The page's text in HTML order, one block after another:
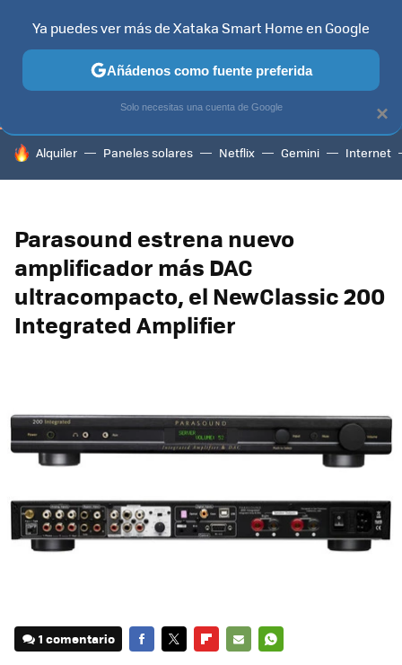
TELEVISORES CONTENIDOS SMART TV SELECCIÓN
HOY SE HABLA DE
Alquiler Paneles solares Netflix Gemini Internet
Parasound estrena nuevo
amplificador más DAC
ultracompacto, el NewClassic 200
Integrated Amplifier
1 comentario
×
Ya puedes ver más de Xataka Smart Home en Google
Añádenos como fuente preferida
Solo necesitas una cuenta de Google